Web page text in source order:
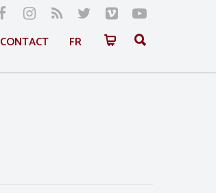
CONTACT FR